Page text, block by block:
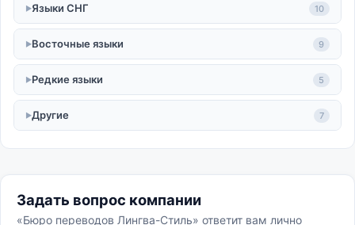
Языки СНГ 10
Восточные языки 9
Редкие языки 5
Другие 7
Задать вопрос компании
«Бюро переводов Лингва-Стиль» ответит вам лично